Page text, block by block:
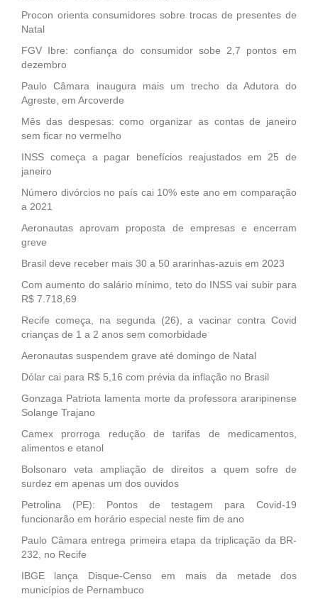
Procon orienta consumidores sobre trocas de presentes de
Natal
FGV Ibre: confiança do consumidor sobe 2,7 pontos em
dezembro
Paulo Câmara inaugura mais um trecho da Adutora do
Agreste, em Arcoverde
Mês das despesas: como organizar as contas de janeiro
sem ficar no vermelho
INSS começa a pagar benefícios reajustados em 25 de
janeiro
Número divórcios no país cai 10% este ano em comparação
a 2021
Aeronautas aprovam proposta de empresas e encerram
greve
Brasil deve receber mais 30 a 50 ararinhas-azuis em 2023
Com aumento do salário mínimo, teto do INSS vai subir para
R$ 7.718,69
Recife começa, na segunda (26), a vacinar contra Covid
crianças de 1 a 2 anos sem comorbidade
Aeronautas suspendem grave até domingo de Natal
Dólar cai para R$ 5,16 com prévia da inflação no Brasil
Gonzaga Patriota lamenta morte da professora araripinense
Solange Trajano
Camex prorroga redução de tarifas de medicamentos,
alimentos e etanol
Bolsonaro veta ampliação de direitos a quem sofre de
surdez em apenas um dos ouvidos
Petrolina (PE): Pontos de testagem para Covid-19
funcionarão em horário especial neste fim de ano
Paulo Câmara entrega primeira etapa da triplicação da BR-
232, no Recife
IBGE lança Disque-Censo em mais da metade dos
municípios de Pernambuco